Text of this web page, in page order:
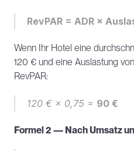
RevPAR = ADR ×
Wenn Ihr Hotel eine
120 € und eine Auslastung
RevPAR:
120 € × 0,75 = 90 €
Formel 2 — Nach Umsatz